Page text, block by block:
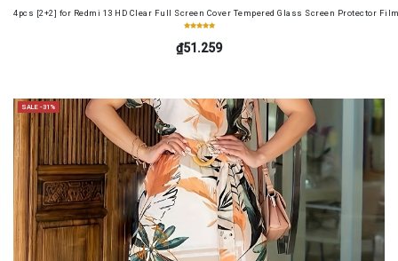
4pcs [2+2] for Redmi 13 HD Clear Full Screen Cover Tempered Glass Screen Protector
₫51.259
SALE -31%